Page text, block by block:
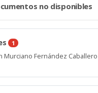
no disponibles
1
Murciano Fernández Caballero